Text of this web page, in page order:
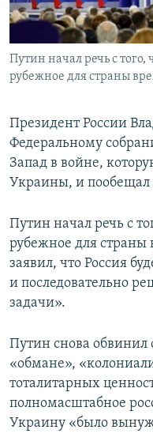
ELIFBE
УКРАИНСКАЯ ПРОБЛЕМА
Все сайты RFE/RL
Путин начал речь с того,
рубежное для страны
Президент России
Федеральному
Запад в войне,
Украины, и пообещал
Путин начал речь с
рубежное для
заявил, что Россия
и последовательно
задачи».
Путин снова обвинил
«обмане»,
тоталитарных
полномасштабное
Украину «было